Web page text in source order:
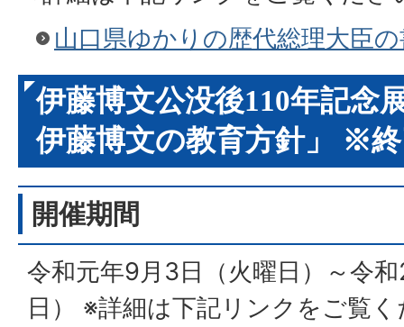
山口県ゆかりの歴代総理大臣
伊藤博文公没後110年記念
伊藤博文の教育方針」 ※
開催期間
令和元年9月3日（火曜日）～令
日） ※詳細は下記リンクをご覧